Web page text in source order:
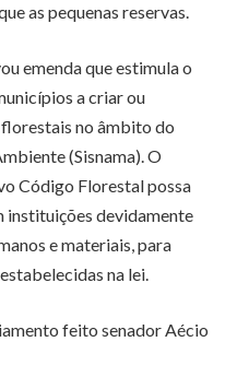
as pequenas reservas.
emenda que estimula o
a criar ou
no âmbito do
(Sisnama). O
Código Florestal possa
instituições devidamente
e materiais, para
na lei.
feito senador Aécio